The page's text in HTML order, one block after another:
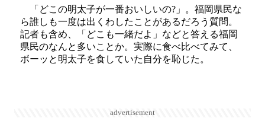
「どこの明太子が一番おいしいの?」。福岡県民な
ら誰しも一度は出くわしたことがあるだろう質問。
記者も含め、「どこも一緒だよ」などと答える福岡
県民のなんと多いことか。実際に食べ比べてみて、
ボーッと明太子を食していた自分を恥じた。
advertisement